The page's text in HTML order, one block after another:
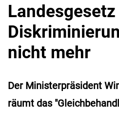
nicht mehr
Der Ministerpräsident
räumt das